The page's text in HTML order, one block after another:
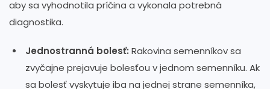
aby sa vyhodnotila príčina a vykonala potrebná
diagnostika.
Jednostranná bolesť: Rakovina semenníkov sa
zvyčajne prejavuje bolesťou v jednom semenníku. Ak
sa bolesť vyskytuje iba na jednej strane semenníka,